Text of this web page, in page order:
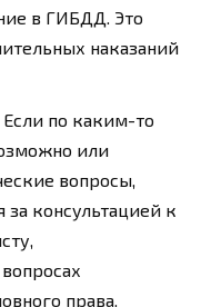
в ГИБДД. Это
наказаний
Если по каким-то
или
вопросы,
за консультацией к
права.